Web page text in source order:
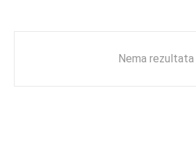
Nema rezultata